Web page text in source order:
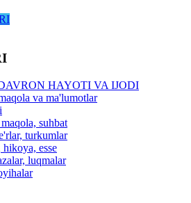
HAYOTI VA IJODI
va ma'lumotlar
suhbat
turkumlar
hikoya, esse
luqmalar